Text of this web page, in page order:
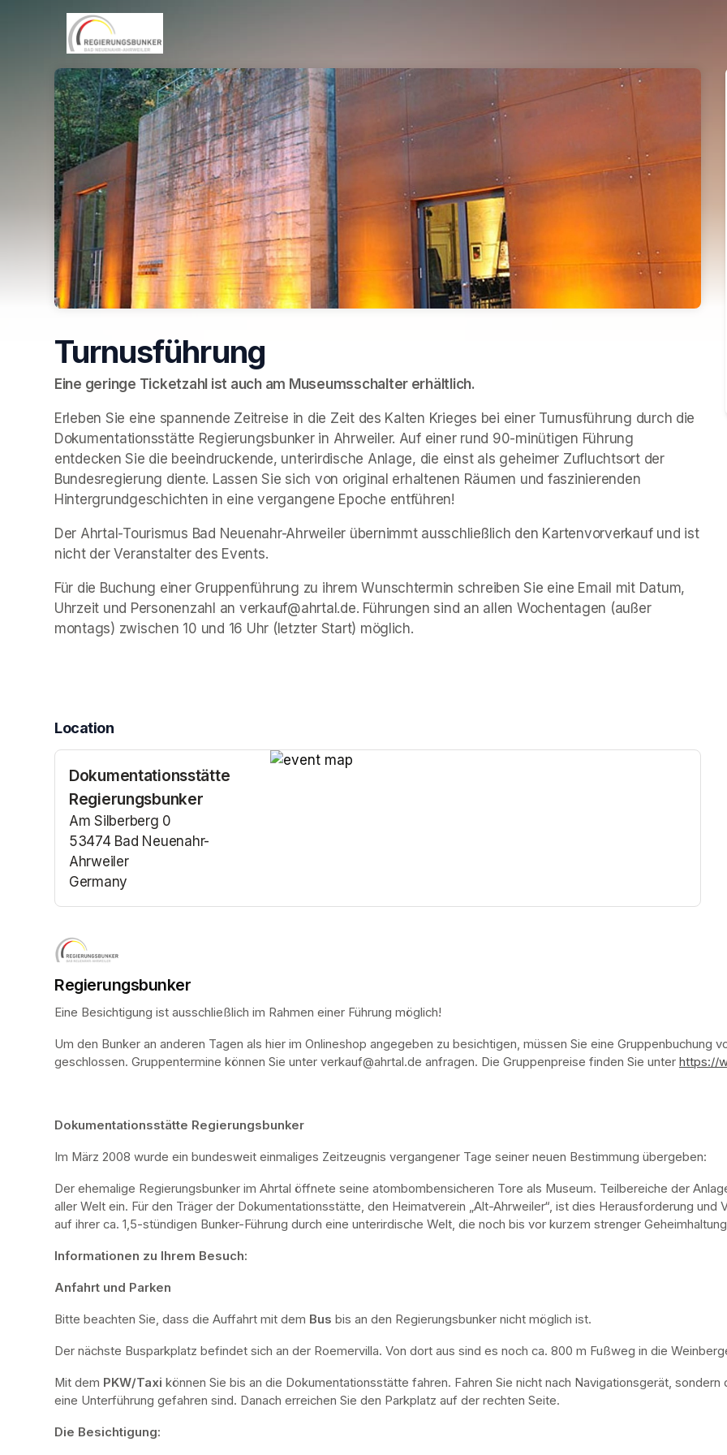
Skip header
Turnusführung
Eine geringe Ticketzahl ist auch am Museumsschalter erhältlich.
Erleben Sie eine spannende Zeitreise in die Zeit des Kalten Krieges bei einer Turnusführung durch die
Dokumentationsstätte Regierungsbunker in Ahrweiler. Auf einer rund 90-minütigen Führung
entdecken Sie die beeindruckende, unterirdische Anlage, die einst als geheimer Zufluchtsort der
Bundesregierung diente. Lassen Sie sich von original erhaltenen Räumen und faszinierenden
Hintergrundgeschichten in eine vergangene Epoche entführen!
Der Ahrtal-Tourismus Bad Neuenahr-Ahrweiler übernimmt ausschließlich den Kartenvorverkauf und ist
nicht der Veranstalter des Events.
Für die Buchung einer Gruppenführung zu ihrem Wunschtermin schreiben Sie eine Email mit Datum,
Uhrzeit und Personenzahl an verkauf@ahrtal.de. Führungen sind an allen Wochentagen (außer
montags) zwischen 10 und 16 Uhr (letzter Start) möglich.
Location
Dokumentationsstätte
Regierungsbunker
Am Silberberg 0
53474 Bad Neuenahr-
Ahrweiler
Germany
(opens in a new tab)
Regierungsbunker
Eine Besichtigung ist ausschließlich im Rahmen einer Führung möglich!
Um den Bunker an anderen Tagen als hier im Onlineshop angegeben zu besichtigen, müssen Sie eine Gruppenbuchung
geschlossen. Gruppentermine können Sie unter verkauf@ahrtal.de anfragen. Die Gruppenpreise finden Sie unter https://
Dokumentationsstätte Regierungsbunker
Im März 2008 wurde ein bundesweit einmaliges Zeitzeugnis vergangener Tage seiner neuen Bestimmung übergeben:
Der ehemalige Regierungsbunker im Ahrtal öffnete seine atombombensicheren Tore als Museum. Teilbereiche der
aller Welt ein. Für den Träger der Dokumentationsstätte, den Heimatverein „Alt-Ahrweiler“, ist dies Herausforderung
auf ihrer ca. 1,5-stündigen Bunker-Führung durch eine unterirdische Welt, die noch bis vor kurzem strenger
Informationen zu Ihrem Besuch:
Anfahrt und Parken
Bitte beachten Sie, dass die Auffahrt mit dem Bus bis an den Regierungsbunker nicht möglich ist.
Der nächste Busparkplatz befindet sich an der Roemervilla. Von dort aus sind es noch ca. 800 m Fußweg in die
Mit dem PKW/Taxi können Sie bis an die Dokumentationsstätte fahren. Fahren Sie nicht nach Navigationsgerät,
eine Unterführung gefahren sind. Danach erreichen Sie den Parkplatz auf der rechten Seite.
Die Besichtigung: